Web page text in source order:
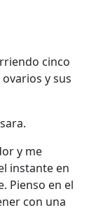
cinco
y sus
y me
instante en
Pienso en el
con una